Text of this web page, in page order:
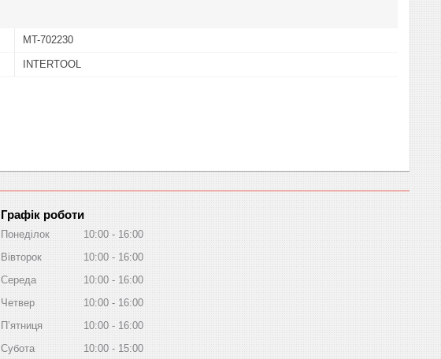
MT-702230
INTERTOOL
Графік роботи
Понеділок 10:00
16:00
Вівторок
10:00
16:00
Середа
10:00
16:00
Четвер
10:00
16:00
Пʼятниця
10:00
16:00
Субота
10:00
15:00